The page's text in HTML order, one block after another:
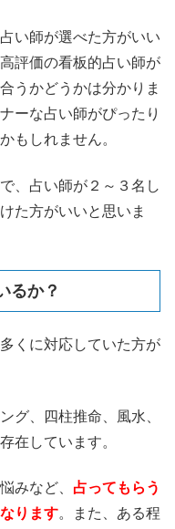
い師が選べた方がいい
評価の看板的占い師が
うかどうかは分かりま
ーな占い師がぴったり
もしれません。
、占い師が２～３名し
た方がいいと思いま
るか？
くに対応していた方が
グ、四柱推命、風水、
在しています。
みなど、 占ってもらう
ります。また、ある程